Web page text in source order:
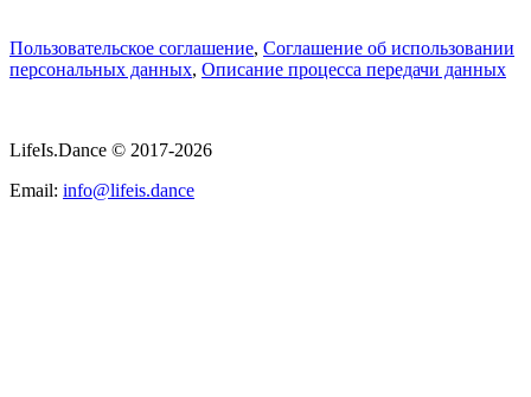
Пользовательское соглашение, Соглашение об использовании
персональных данных, Описание процесса передачи данных
LifeIs.Dance © 2017-2026
Email: info@lifeis.dance